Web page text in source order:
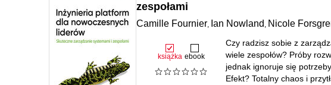
zespołami
Camille Fournier, Ian Nowland , Nicole
książka ebook
Czy radzisz sobie z
wiele zespołów? Próby
jednak ignoruje się
Efekt? Totalny chaos i